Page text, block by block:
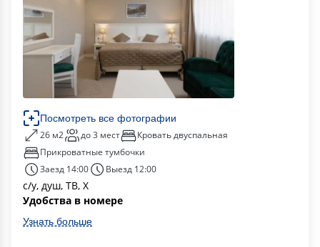
Посмотреть все фотографии
26 м2 до 3 мест
Кровать двуспальная
Прикроватные тумбочки
Заезд 14:00
Выезд 12:00
с/у, душ, ТВ, Х
Удобства в номере
Узнать больше